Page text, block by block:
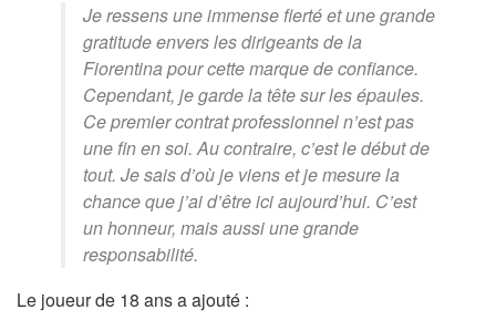
Je ressens une immense fierté et une grande
gratitude envers les dirigeants de la
Fiorentina pour cette marque de confiance.
Cependant, je garde la tête sur les épaules.
Ce premier contrat professionnel n’est pas
une fin en soi. Au contraire, c’est le début de
tout. Je sais d’où je viens et je mesure la
chance que j’ai d’être ici aujourd’hui. C’est
un honneur, mais aussi une grande
responsabilité.
Le joueur de 18 ans a ajouté :